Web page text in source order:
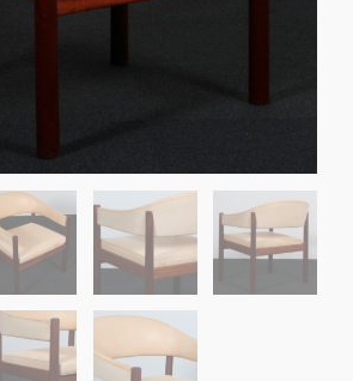
stole